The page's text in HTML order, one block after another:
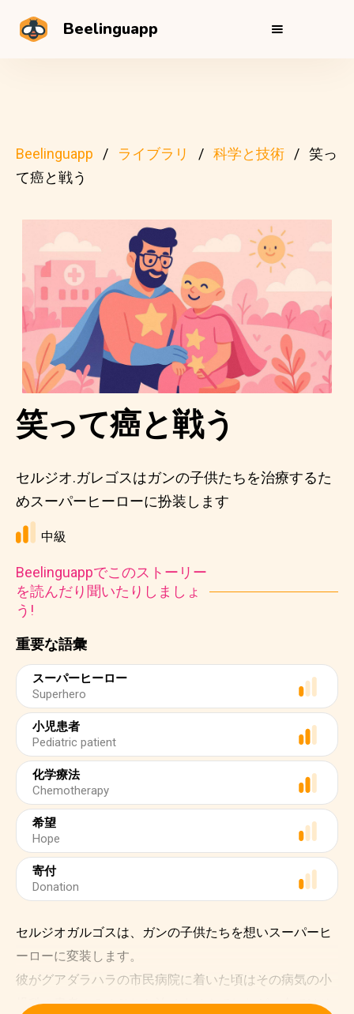
Beelinguapp
Beelinguapp ライブラリ 科学と技術
笑っ
て癌と戦う
重要な語彙
スーパーヒーロー
Superhero
小児患者
Pediatric patient
化学療法
Chemotherapy
希望
Hope
寄付
Donation
笑って癌と戦う
セルジオ.ガレゴスはガンの子供たちを治療するた
めスーパーヒーローに扮装します
中級
Beelinguappでこのストーリー
を読んだり聞いたりしましょ
う!
セルジオガルゴスは、ガンの子供たちを想いスーパーヒ
ーローに変装します。
彼がグアダラハラの市民病院に着いた頃はその病気の小
児科の患者の３４％しか治せませんでしたが、今ではそ